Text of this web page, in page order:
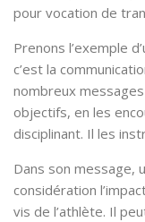
pour vocation de
Prenons l’exemple
c’est la
nombreux
objectifs, en les
disciplinant. Il les
Dans son message,
considération
vis de l’athlète. Il